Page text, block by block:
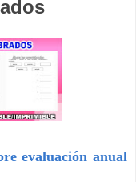
evaluación anual